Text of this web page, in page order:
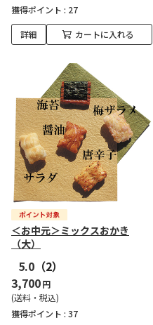
獲得ポイント : 27
詳細 カートに入れる
＜お中元＞ミックスおかき
（大）
5.0 （2）
3,700円
(送料・税込)
獲得ポイント : 37